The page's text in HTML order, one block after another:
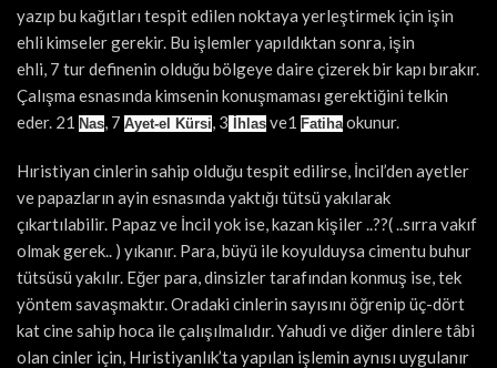
yazıp bu kağıtları tespit edilen noktaya yerleştirmek için işin
ehli kimseler gerekir. Bu işlemler yapıldıktan sonra, işin
ehli, 7 tur definenin olduğu bölgeye daire çizerek bir kapı bırakır.
Çalışma esnasında kimsenin konuşmaması gerektiğini telkin
eder. 21 Nas, 7 Ayet-el Kürsi, 3 İhlas ve1 Fatiha okunur.
Hıristiyan cinlerin sahip olduğu tespit edilirse, İncil’den ayetler
ve papazların ayin esnasında yaktığı tütsü yakılarak
çıkartılabilir. Papaz ve İncil yok ise, kazan kişiler ..??( ..sırra vakıf
olmak gerek.. ) yıkanır. Para, büyü ile koyulduysa cimentu buhur
tütsüsü yakılır. Eğer para, dinsizler tarafından konmuş ise, tek
yöntem savaşmaktır. Oradaki cinlerin sayısını öğrenip üç-dört
kat cine sahip hoca ile çalışılmalıdır. Yahudi ve diğer dinlere tâbi
olan cinler için, Hıristiyanlık’ta yapılan işlemin aynısı uygulanır